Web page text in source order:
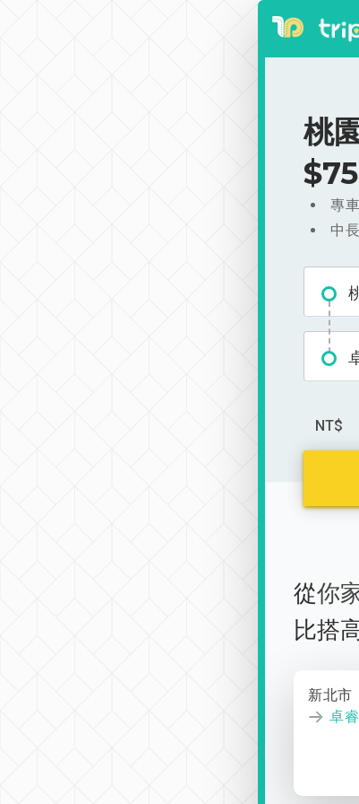
桃
專
中
NT$
從你
比搭
新北市
卓